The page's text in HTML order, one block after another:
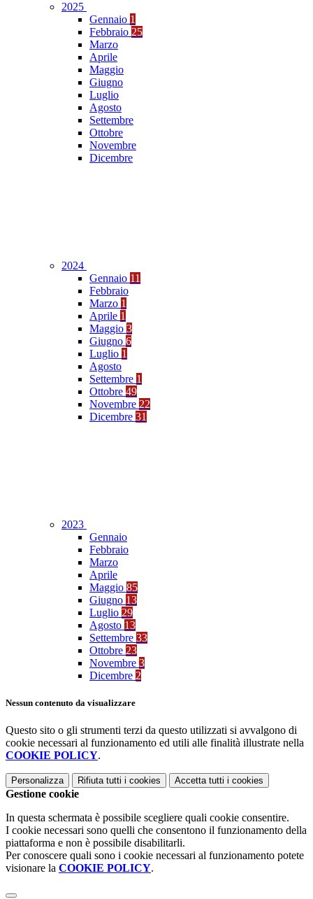
2025
Gennaio 1
Febbraio 25
Marzo
Aprile
Maggio
Giugno
Luglio
Agosto
Settembre
Ottobre
Novembre
Dicembre
2024
Gennaio 11
Febbraio
Marzo 1
Aprile 1
Maggio 3
Giugno 6
Luglio 1
Agosto
Settembre 1
Ottobre 49
Novembre 22
Dicembre 31
2023
Gennaio
Febbraio
Marzo
Aprile
Maggio 85
Giugno 13
Luglio 29
Agosto 13
Settembre 33
Ottobre 23
Novembre 3
Dicembre 2
Nessun contenuto da visualizzare
Questo sito o gli strumenti terzi da questo utilizzati si avvalgono di
cookie necessari al funzionamento ed utili alle finalità illustrate nella
COOKIE POLICY.
Personalizza Rifiuta tutti i cookies Accetta tutti i cookies
Gestione cookie
In questa schermata è possibile scegliere quali cookie consentire.
I cookie necessari sono quelli che consentono il funzionamento della
piattaforma e non è possibile disabilitarli.
Per conoscere quali sono i cookie necessari al funzionamento potete
visionare la COOKIE POLICY.